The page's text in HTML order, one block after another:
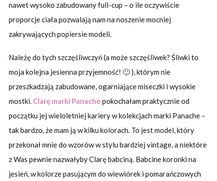
nawet wysoko zabudowany full-cup – o ile oczywiście
proporcje ciała pozwalają nam na noszenie mocniej
zakrywających popiersie modeli.
Należę do tych szczęśliwczyń (a może szczęśliwek? Śliwki to
moja kolejna jesienna przyjemność! 🙂 ), którym nie
przeszkadzają zabudowane, ogarniające miseczki i wysokie
mostki. Clarę marki Panache pokochałam praktycznie od
początku jej wieloletniej kariery w kolekcjach marki Panache –
tak bardzo, że mam ją w kilku kolorach. To jest model, który
przekonał mnie do wzorów w stylu bardziej vintage, a niektóre
z Was pewnie nazwałyby Clarę babciną. Babcine koronki na
jesień, w kolorze pasującym do wiewiórek i pomarańczowych